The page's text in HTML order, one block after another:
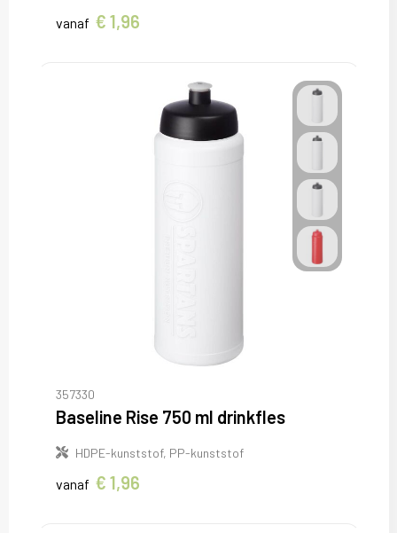
vanaf € 1,96
357330
Baseline Rise 750 ml drinkfles
HDPE-kunststof, PP-kunststof
vanaf € 1,96